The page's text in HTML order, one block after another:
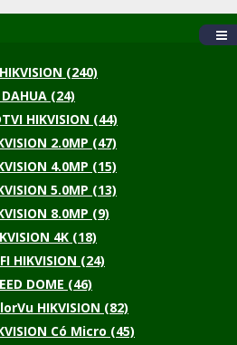
(240)
(24)
HIKVISION (44)
2.0MP (47)
4.0MP (15)
5.0MP (13)
8.0MP (9)
4K (18)
HIKVISION (24)
DOME (46)
HIKVISION (82)
Có Micro (45)